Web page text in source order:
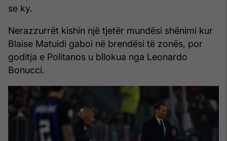
se ky.
Nerazzurrët kishin një tjetër mundësi shënimi kur
Blaise Matuidi gaboi në brendësi të zonës, por
goditja e Politanos u bllokua nga Leonardo
Bonucci.